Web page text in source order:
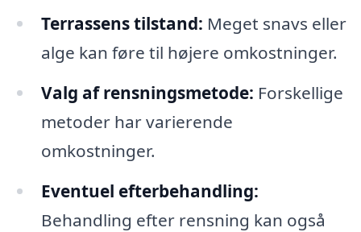
Terrassens tilstand: Meget snavs eller
alge kan føre til højere omkostninger.
Valg af rensningsmetode: Forskellige
metoder har varierende
omkostninger.
Eventuel efterbehandling:
Behandling efter rensning kan også